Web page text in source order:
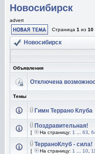
Новосибирск
advert
Страница 1 из 10
Новосибирск
Объявления
Отключена
Темы
Гимн Террано Клуба
Поздравительная!
[ На страницу: 1 63
ТерраноКлуб - сила!
[ На страницу: 1 10 11